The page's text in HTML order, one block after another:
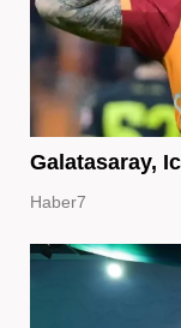
Galatasaray,
Haber7